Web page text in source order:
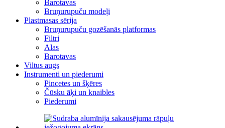
Barotavas
Bruņurupuču modeļi
Plastmasas sērija
Bruņurupuču gozēšanās platformas
Filtri
Alas
Barotavas
Viltus augs
Instrumenti un piederumi
Pincetes un šķēres
Čūsku āķi un knaibles
Piederumi